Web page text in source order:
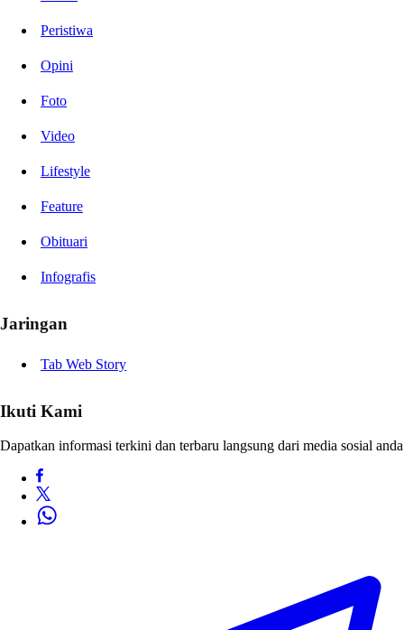
Peristiwa
Opini
Foto
Video
Lifestyle
Feature
Obituari
Infografis
Jaringan
Tab Web Story
Ikuti Kami
Dapatkan informasi terkini dan terbaru langsung dari media sosial anda